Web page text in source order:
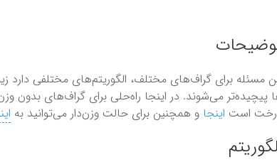
مسئله برای گراف‌های مختلف، الگوریتم‌های مختلفی دارد
پیچیده‌تر می‌شوند. در اینجا راه‌حلی برای گراف‌های بدون
است اینجا و همچنین برای حالت وزن‌دار می‌توانید به